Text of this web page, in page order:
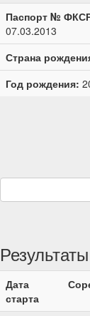
Паспорт №
07.03.2013
Страна
Год рождения:
Результаты
Дата
старта